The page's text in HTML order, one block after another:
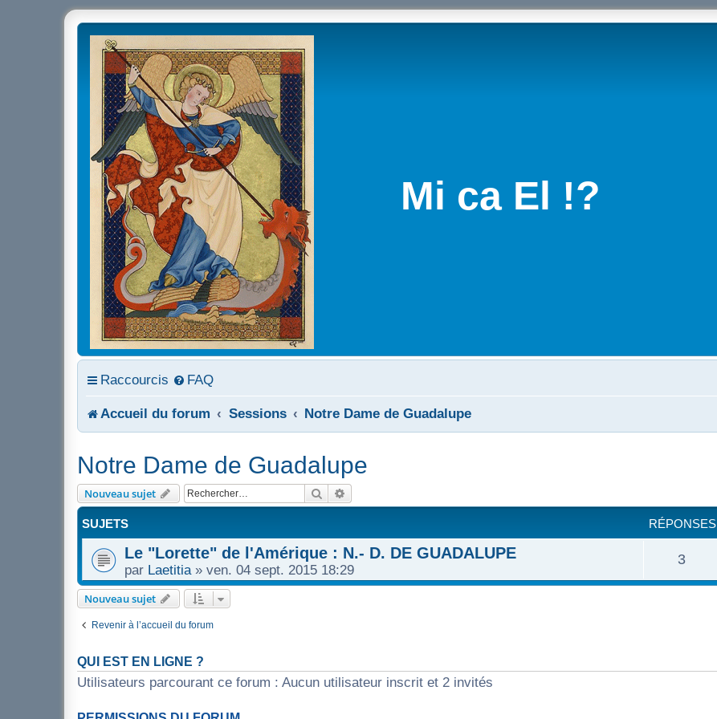
Mi ca El !?
Raccourcis FAQ
Accueil du forum Sessions Notre Dame de Guadalupe
Notre Dame de Guadalupe
Nouveau sujet Rechercher
SUJETS RÉPONSES
Le "Lorette" de l'Amérique : N.- D. DE GUADALUPE
par Laetitia » ven. 04 sept. 2015 18:29
3R
é
Nouveau sujet
Revenir à l’accueil du forum
QUI EST EN LIGNE ?
Utilisateurs parcourant ce forum : Aucun utilisateur inscrit et 2 invités